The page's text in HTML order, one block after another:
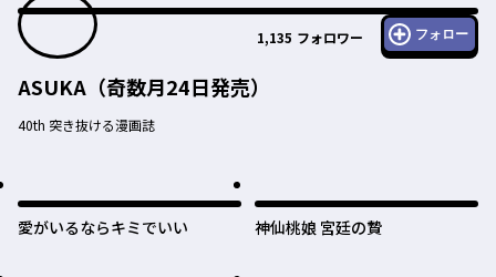
1,135 フォロワー フォロー
ASUKA（奇数月24日発売）
40th 突き抜ける漫画誌
愛がいるならキミでいい 神仙桃娘 宮廷の贄